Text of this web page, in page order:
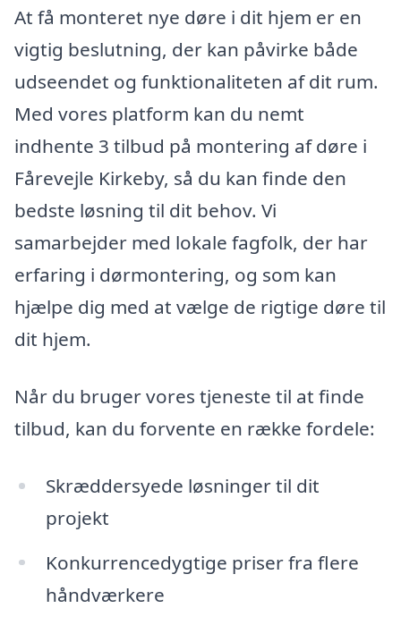
At få monteret nye døre i dit hjem er en
vigtig beslutning, der kan påvirke både
udseendet og funktionaliteten af dit rum.
Med vores platform kan du nemt
indhente 3 tilbud på montering af døre i
Fårevejle Kirkeby, så du kan finde den
bedste løsning til dit behov. Vi
samarbejder med lokale fagfolk, der har
erfaring i dørmontering, og som kan
hjælpe dig med at vælge de rigtige døre til
dit hjem.
Når du bruger vores tjeneste til at finde
tilbud, kan du forvente en række fordele:
Skræddersyede løsninger til dit
projekt
Konkurrencedygtige priser fra flere
håndværkere